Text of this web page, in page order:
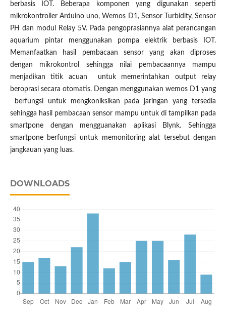
berbasis IOT. Beberapa komponen yang digunakan seperti
mikrokontroller Arduino uno, Wemos D1, Sensor Turbidity, Sensor
PH dan modul Relay 5V. Pada pengoprasiannya alat perancangan
aquarium pintar menggunakan pompa elektrik berbasis IOT.
Memanfaatkan hasil pembacaan sensor yang akan diproses
dengan mikrokontrol sehingga nilai pembacaannya mampu
menjadikan titik acuan untuk memerintahkan output relay
beroprasi secara otomatis. Dengan menggunakan wemos D1 yang
berfungsi untuk mengkoniksikan pada jaringan yang tersedia
sehingga hasil pembacaan sensor mampu untuk di tampilkan pada
smartpone dengan mengguanakan aplikasi Blynk. Sehingga
smartpone berfungsi untuk memonitoring alat tersebut dengan
jangkauan yang luas.
DOWNLOADS